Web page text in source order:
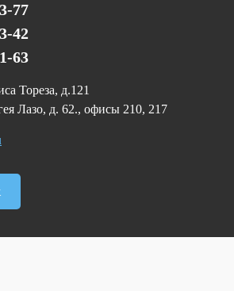
77
42
63
Тореза, д.121
Лазо, д. 62., офисы 210, 217